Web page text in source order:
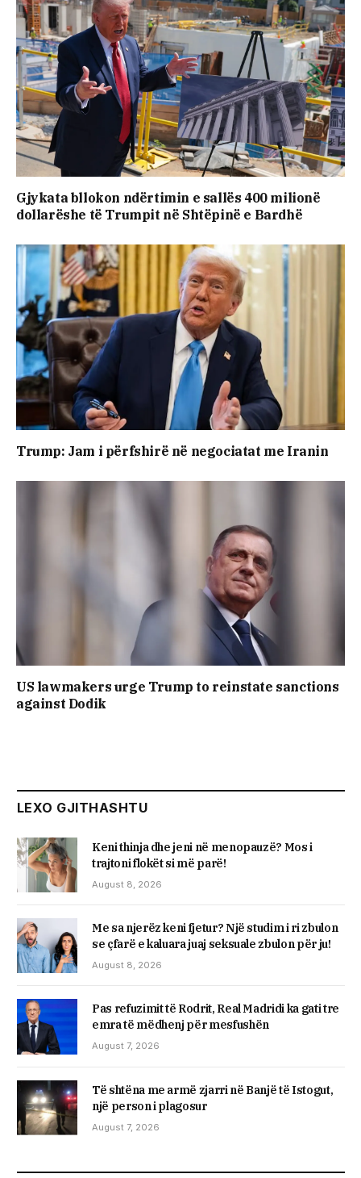
Gjykata bllokon ndërtimin e sallës 400 milionë
dollarëshe të Trumpit në Shtëpinë e Bardhë
Trump: Jam i përfshirë në negociatat me Iranin
US lawmakers urge Trump to reinstate sanctions
against Dodik
LEXO GJITHASHTU
Keni thinja dhe jeni në menopauzë? Mos i
trajtoni flokët si më parë!
August 8, 2026
Me sa njerëz keni fjetur? Një studim i ri zbulon
se çfarë e kaluara juaj seksuale zbulon për ju!
August 8, 2026
Pas refuzimit të Rodrit, Real Madridi ka gati tre
emra të mëdhenj për mesfushën
August 7, 2026
Të shtëna me armë zjarri në Banjë të Istogut,
një person i plagosur
August 7, 2026